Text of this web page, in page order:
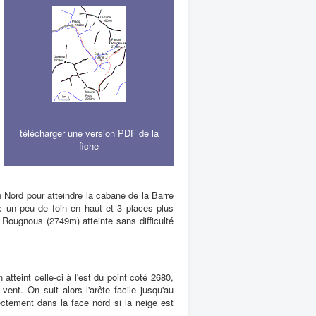
télécharger une version PDF de la
fiche
pour atteindre la cabane de la Barre
un peu de foin en haut et 3 places plus
(2749m) atteinte sans difficulté
celle-ci à l'est du point coté 2680,
On suit alors l'arête facile jusqu'au
dans la face nord si la neige est